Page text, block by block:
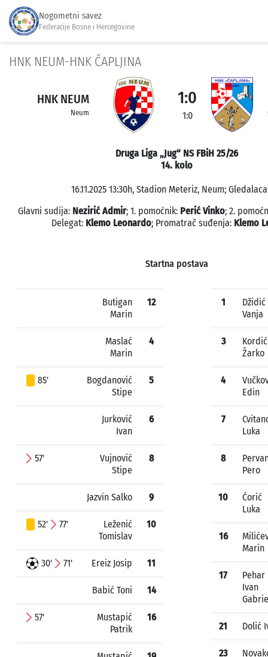
Nogometni savez
Federacije Bosne i Hercegovine
HNK NEUM-HNK ČAPLJINA
HNK NEUM
Neum
1:0
1:0
Druga Liga „Jug“ NS FBiH 25/26
14. kolo
16.11.2025 13:30h, Stadion Meteriz, Neum;
Glavni sudija: Nezirić Admir; 1. pomoćnik: Perić Vinko; 2.
Delegat: Klemo Leonardo; Promatrač suđenja: Klemo
Startna postava
Butigan
Marin
12
Maslać
Marin
4
85'
Bogdanović
Stipe
5
Jurković
Ivan
6
57'
Vujnović
Stipe
8
Jazvin Salko 9
52' 77'
Leženić
Tomislav
10
30' 71' Ereiz Josip 11
Babić Toni 14
57'
Mustapić
Patrik
16
1
Džidić
Vanja
3
Kordić
Žarko
4
Edin
7
Luka
8
Pero
10
Ćorić
Luka
16
Marin
17
Pehar
Ivan
21 Dolić
23